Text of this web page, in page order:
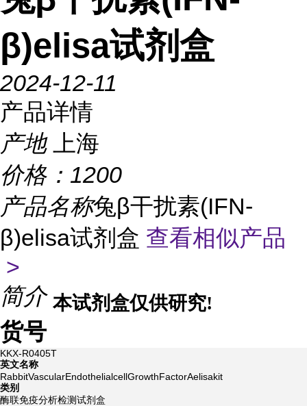
β)elisa试剂盒
2024-12-11
产品详情
产地
上海
价格： 1200
产品名称兔β干扰素(IFN-
β)elisa试剂盒 查看相似产品
>
简介 本试剂盒仅供研究!
货号
KKX-R0405T
英文名称
RabbitVascularEndothelialcellGrowthFactorAelisakit
类别
酶联免疫分析检测试剂盒